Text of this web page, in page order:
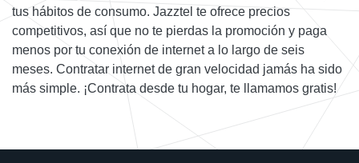
tus hábitos de consumo. Jazztel te ofrece precios
competitivos, así que no te pierdas la promoción y paga
menos por tu conexión de internet a lo largo de seis
meses. Contratar internet de gran velocidad jamás ha sido
más simple. ¡Contrata desde tu hogar, te llamamos gratis!